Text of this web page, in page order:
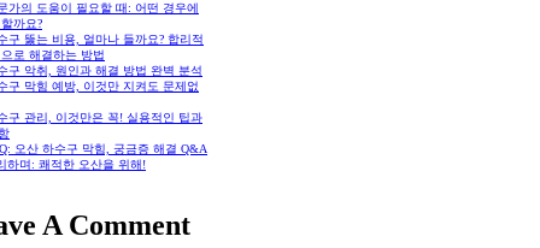
가의 도움이 필요할 때: 어떤 경우에
까요?
구 뚫는 비용, 얼마나 들까요? 합리적
로 해결하는 방법
구 악취, 원인과 해결 방법 완벽 분석
구 막힘 예방, 이것만 지켜도 문제없
구 관리, 이것만은 꼭! 실용적인 팁과
오산 하수구 막힘, 궁금증 해결 Q&A
하며: 쾌적한 오산을 위해!
A Comment